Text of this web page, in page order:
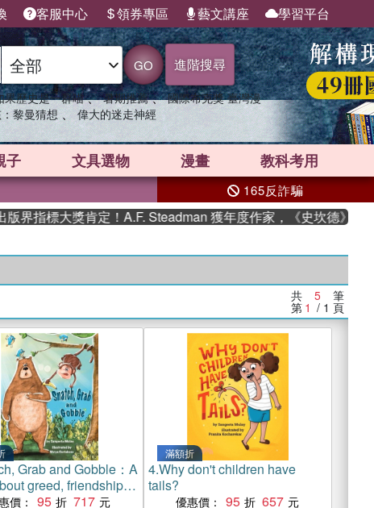
客服中心 領券專區 藝文講座 學習平台
GO 進階搜尋
果歷史是一群喵 、 暑期推薦 、 國際布克獎 臺灣漫
黎曼猜想 、 偉大的迷走神經
子 文具選物 漫畫 教科考用
165反詐騙
界指標大獎肯定！A.F. Steadman 獲年度作家，《史坎德》系列
共 5 筆
第 1 / 1 頁
Grab and Gobble：A
greed, friendship
joy of sharing
價： 95 717
滿額折
4.Why don't children have
tails?
優惠價： 95 657